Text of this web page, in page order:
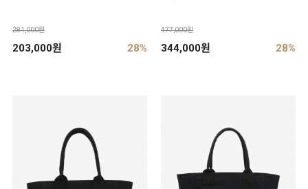
281,000원
203,000원 28%
477,000원
344,000원 28%